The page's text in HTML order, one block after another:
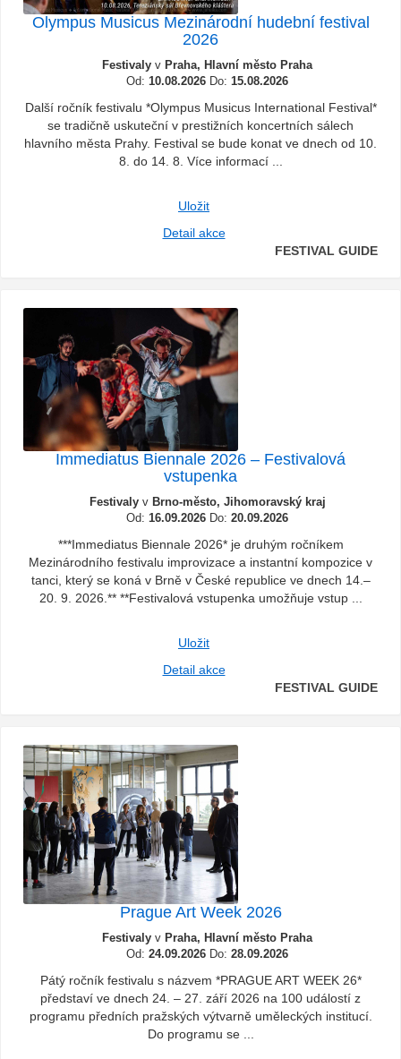
Olympus Musicus Mezinárodní hudební festival
2026
Festivaly v Praha, Hlavní město Praha
Od: 10.08.2026 Do: 15.08.2026
Další ročník festivalu *Olympus Musicus International Festival*
se tradičně uskuteční v prestižních koncertních sálech
hlavního města Prahy. Festival se bude konat ve dnech od 10.
8. do 14. 8. Více informací ...
Uložit
Detail akce
FESTIVAL GUIDE
Immediatus Biennale 2026 – Festivalová
vstupenka
Festivalyv Brno-město, Jihomoravský kraj
Od: 16.09.2026 Do: 20.09.2026
***Immediatus Biennale 2026* je druhým ročníkem
Mezinárodního festivalu improvizace a instantní kompozice v
tanci, který se koná v Brně v České republice ve dnech 14.–
20. 9. 2026.** **Festivalová vstupenka umožňuje vstup ...
Uložit
Detail akce
FESTIVAL GUIDE
Prague Art Week 2026
Festivaly v Praha, Hlavní město Praha
Od: 24.09.2026 Do: 28.09.2026
Pátý ročník festivalu s názvem *PRAGUE ART WEEK 26*
představí ve dnech 24. – 27. září 2026 na 100 událostí z
programu předních pražských výtvarně uměleckých institucí.
Do programu se ...